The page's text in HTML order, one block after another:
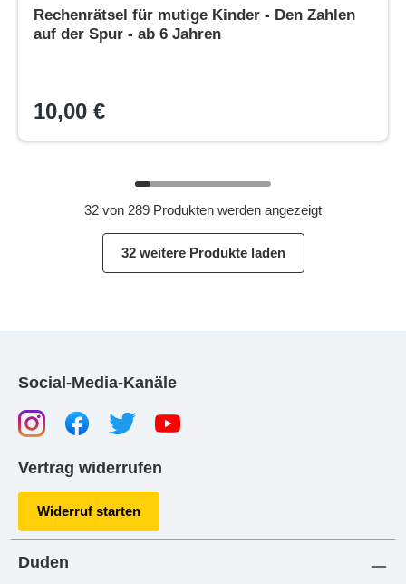
Rechenrätsel für mutige Kinder - Den Zahlen
auf der Spur - ab 6 Jahren
10,00 €
32 von 289 Produkten werden angezeigt
32 weitere Produkte laden
Social-Media-Kanäle
Vertrag widerrufen
Widerruf starten
Duden